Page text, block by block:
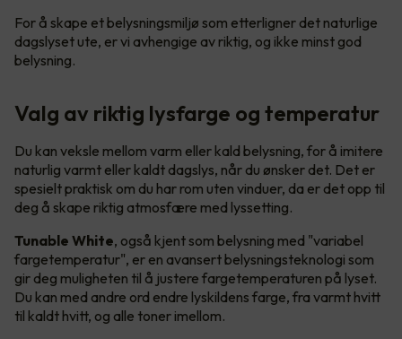
For å skape et belysningsmiljø som etterligner det naturlige
dagslyset ute, er vi avhengige av riktig, og ikke minst god
belysning.
Valg av riktig lysfarge og temperatur
Du kan veksle mellom varm eller kald belysning, for å imitere
naturlig varmt eller kaldt dagslys, når du ønsker det. Det er
spesielt praktisk om du har rom uten vinduer, da er det opp til
deg å skape riktig atmosfære med lyssetting.
Tunable White, også kjent som belysning med "variabel
fargetemperatur", er en avansert belysningsteknologi som
gir deg muligheten til å justere fargetemperaturen på lyset.
Du kan med andre ord endre lyskildens farge, fra varmt hvitt
til kaldt hvitt, og alle toner imellom.